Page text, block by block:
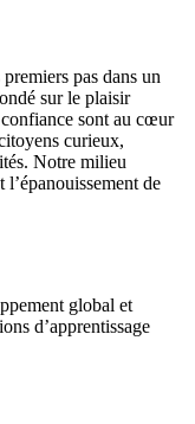
pas dans un
sur le plaisir
sont au cœur
curieux,
Notre milieu
de
global et
d’apprentissage